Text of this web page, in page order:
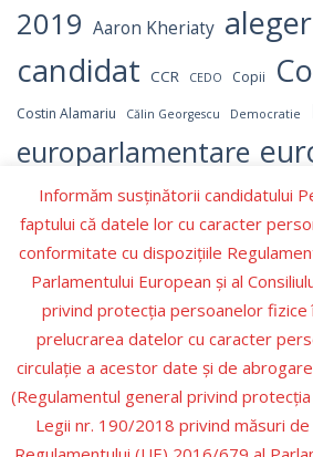
2019 Aaron Kheriaty
candidat CCR CEDO Copii
Costin Alamariu Călin Georgescu Democratie
europarlamentare
Germania Hamas
Marcel Ciolacu NATO OMS
parlamentul Parlamentul
peter
Prezidentiale PSD Recenzie carte
SUA Trump Ucraina Ursula Ursula von der
Informăm susținătorii candidatului
faptului că datele lor cu caracter
conformitate cu dispozițiile
Parlamentului European şi al
privind protecţia persoanelor fizice
prelucrarea datelor cu caracter
circulaţie a acestor date şi de
(Regulamentul general privind
Legii nr. 190/2018 privind măsuri